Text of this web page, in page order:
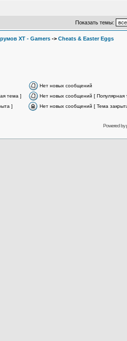
Показать темы:
XT - Gamers -> Cheats & Easter Eggs
Нет новых сообщений
тема ]
Нет новых сообщений [ Популярная
]
Нет новых сообщений [ Тема
Powered by